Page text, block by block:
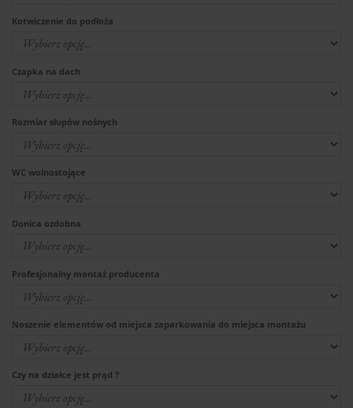
Kotwiczenie do podłoża
Czapka na dach
Rozmiar słupów nośnych
WC wolnostojące
Donica ozdobna
Profesjonalny montaż producenta
Noszenie elementów od miejsca zaparkowania do miejsca montażu
Czy na działce jest prąd ?